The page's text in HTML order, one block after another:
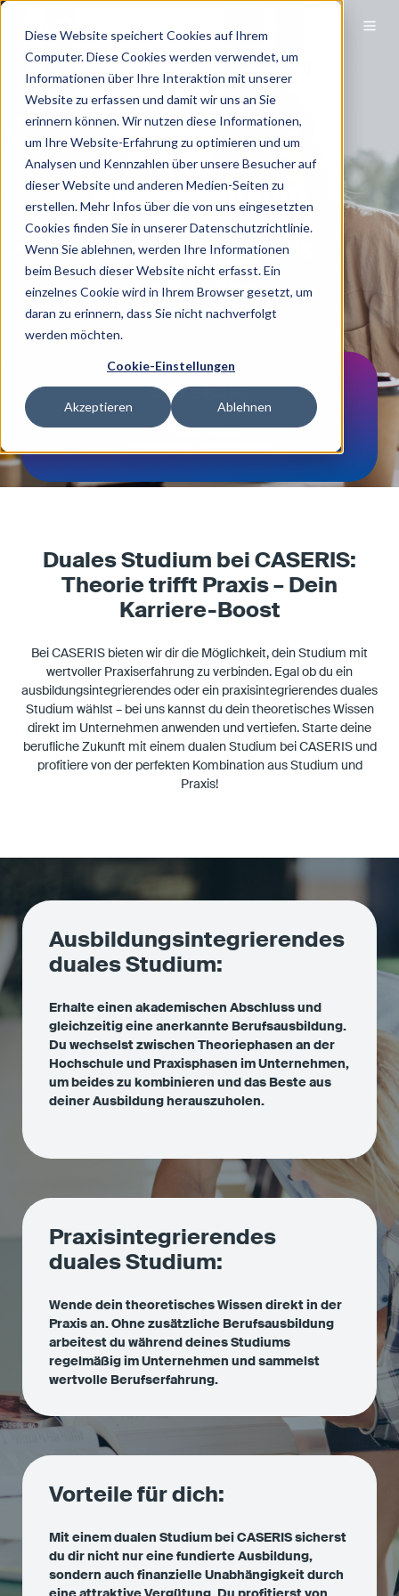
Diese Website speichert Cookies auf Ihrem
Computer. Diese Cookies werden verwendet, um
Informationen über Ihre Interaktion mit unserer
Website zu erfassen und damit wir uns an Sie
erinnern können. Wir nutzen diese Informationen,
um Ihre Website-Erfahrung zu optimieren und um
Analysen und Kennzahlen über unsere Besucher auf
dieser Website und anderen Medien-Seiten zu
erstellen. Mehr Infos über die von uns eingesetzten
Cookies finden Sie in unserer Datenschutzrichtlinie.
Wenn Sie ablehnen, werden Ihre Informationen
beim Besuch dieser Website nicht erfasst. Ein
einzelnes Cookie wird in Ihrem Browser gesetzt, um
daran zu erinnern, dass Sie nicht nachverfolgt
werden möchten.
Cookie-Einstellungen
Akzeptieren Ablehnen
Duales Studium
Studium mit Praxis
verbinden
Bereiche
IT/ Informatik
Duales Studium bei CASERIS:
Theorie trifft Praxis – Dein
Karriere-Boost
Bei CASERIS bieten wir dir die Möglichkeit, dein Studium mit
wertvoller Praxiserfahrung zu verbinden. Egal ob du ein
ausbildungsintegrierendes oder ein praxisintegrierendes duales
Studium wählst – bei uns kannst du dein theoretisches Wissen
direkt im Unternehmen anwenden und vertiefen. Starte deine
berufliche Zukunft mit einem dualen Studium bei CASERIS und
profitiere von der perfekten Kombination aus Studium und
Praxis!
Ausbildungsintegrierendes
duales Studium:
Erhalte einen akademischen Abschluss und
gleichzeitig eine anerkannte Berufsausbildung.
Du wechselst zwischen Theoriephasen an der
Hochschule und Praxisphasen im Unternehmen,
um beides zu kombinieren und das Beste aus
deiner Ausbildung herauszuholen.
Praxisintegrierendes
duales Studium:
Wende dein theoretisches Wissen direkt in der
Praxis an. Ohne zusätzliche Berufsausbildung
arbeitest du während deines Studiums
regelmäßig im Unternehmen und sammelst
wertvolle Berufserfahrung.
Vorteile für dich:
Mit einem dualen Studium bei CASERIS sicherst
du dir nicht nur eine fundierte Ausbildung,
sondern auch finanzielle Unabhängigkeit durch